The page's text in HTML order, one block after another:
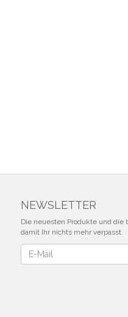
NEWSLETTER
Die neuesten Produkte und die
damit Ihr nichts mehr verpasst.
Newsletter